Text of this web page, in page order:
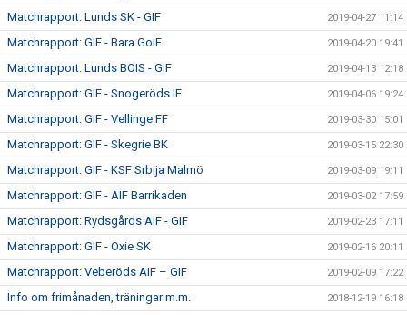
Matchrapport: Lunds SK - GIF 2019-04-27 11:14
Matchrapport: GIF - Bara GoIF 2019-04-20 19:41
Matchrapport: Lunds BOIS - GIF 2019-04-13 12:18
Matchrapport: GIF - Snogeröds IF 2019-04-06 19:24
Matchrapport: GIF - Vellinge FF 2019-03-30 15:01
Matchrapport: GIF - Skegrie BK 2019-03-15 22:30
Matchrapport: GIF - KSF Srbija Malmö 2019-03-09 19:11
Matchrapport: GIF - AIF Barrikaden 2019-03-02 17:59
Matchrapport: Rydsgårds AIF - GIF 2019-02-23 17:11
Matchrapport: GIF - Oxie SK 2019-02-16 20:11
Matchrapport: Veberöds AIF – GIF 2019-02-09 17:22
Info om frimånaden, träningar m.m. 2018-12-19 16:18